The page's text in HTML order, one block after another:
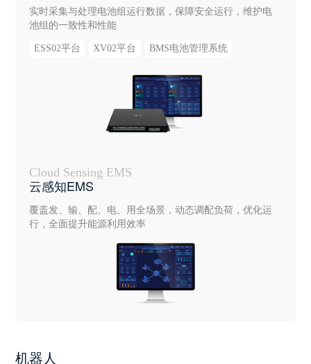
实时采集与处理电池组运行数据，保障安全运行，维护电
池组的一致性和性能
ESS02平台 XV02平台 BMS电池管理系统
Cloud Sensing EMS
云感知EMS
覆盖发、输、配、电、用全场景，动态调配负荷，优化运
行，全面提升能源利用效率
机器人